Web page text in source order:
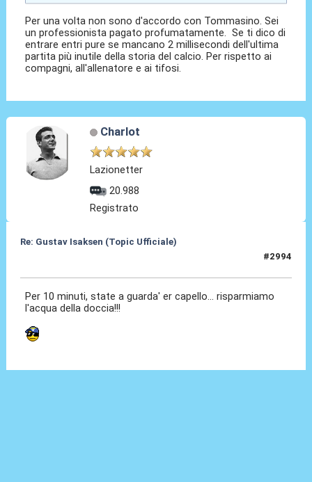
Per una volta non sono d'accordo con Tommasino. Sei
un professionista pagato profumatamente. Se ti dico di
entrare entri pure se mancano 2 millisecondi dell'ultima
partita più inutile della storia del calcio. Per rispetto ai
compagni, all'allenatore e ai tifosi.
Charlot
Lazionetter
20.988
Registrato
Re: Gustav Isaksen (Topic Ufficiale)
#2994
Per 10 minuti, state a guarda' er capello... risparmiamo
l'acqua della doccia!!!